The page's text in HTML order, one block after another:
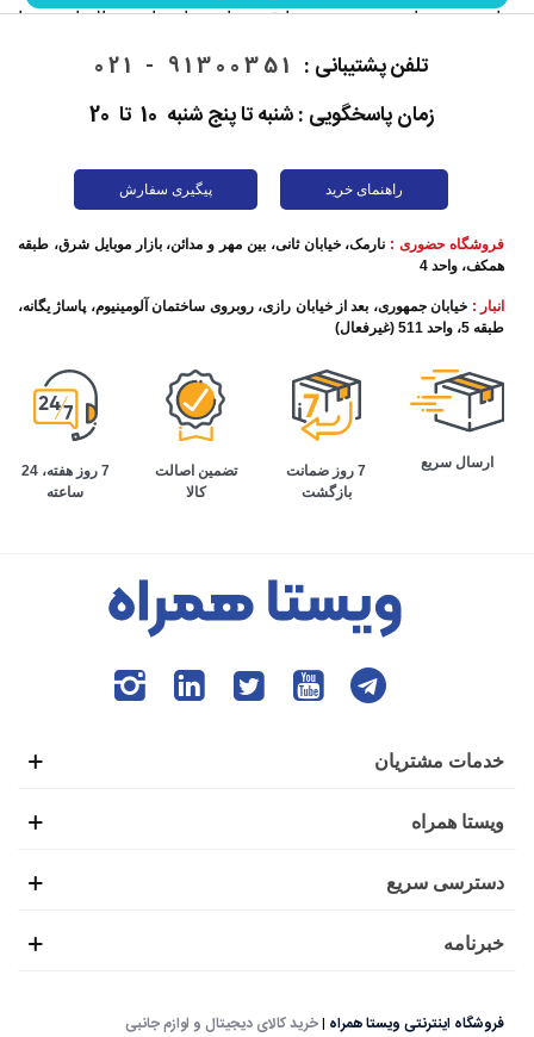
زیادی روبرو است، در نتیجه ما قصد داریم تا در این مقاله از ویستا
همراه شما را با گوشی‌های این برند چینی آشنا کنیم. ما را در ادامه
تاریخچه گوشی موبایل شیائومی
وارد بازار رقابتی گوشی‌های همراه شد. این گوشی همراه در چین،
از فروش بسیار بالایی برخوردار بود. اما سایر کشورهای غربی به
گوشی موبایل توانست، محصولات خود را در سایر کشورهای دنیا
که بعدها تصمیم گرفت تا به تولید سایر وسایل الکترونیکی مانند
تلفن پشتیبانی : 91300351 - 021
زمان پاسخگویی : شنبه تا پنج شنبه 10 تا 20
راهنمای خرید پیگیری سفارش
فروشگاه حضوری : نارمک، خیابان ثانی، بین مهر و مدائن، بازار موبایل شرق، طبقه
همکف، واحد 4
انبار : خیابان جمهوری، بعد از خیابان رازی، روبروی ساختمان آلومینیوم، پاساژ یگانه،
طبقه 5، واحد 511 (غیرفعال)
ارسال سریع
7 روز ضمانت
بازگشت
تضمین اصالت
کالا
7 روز هفته، 24
ساعته
خدمات مشتریان
ویستا همراه
دسترسی سریع
خبرنامه
فروشگاه اینترنتی ویستا همراه |خرید کالای دیجیتال و لوازم جانبی